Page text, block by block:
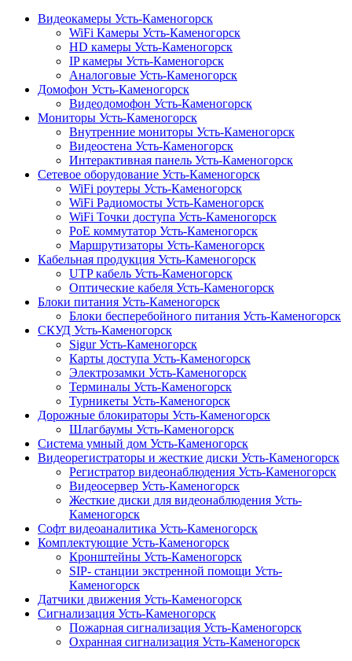
Видеокамеры Усть-Каменогорск
WiFi Камеры Усть-Каменогорск
HD камеры Усть-Каменогорск
IP камеры Усть-Каменогорск
Аналоговые Усть-Каменогорск
Домофон Усть-Каменогорск
Видеодомофон Усть-Каменогорск
Мониторы Усть-Каменогорск
Внутренние мониторы Усть-Каменогорск
Видеостена Усть-Каменогорск
Интерактивная панель Усть-Каменогорск
Сетевое оборудование Усть-Каменогорск
WiFi роутеры Усть-Каменогорск
WiFi Радиомосты Усть-Каменогорск
WiFi Точки доступа Усть-Каменогорск
PoE коммутатор Усть-Каменогорск
Маршрутизаторы Усть-Каменогорск
Кабельная продукция Усть-Каменогорск
UTP кабель Усть-Каменогорск
Оптические кабеля Усть-Каменогорск
Блоки питания Усть-Каменогорск
Блоки бесперебойного питания Усть-Каменогорск
СКУД Усть-Каменогорск
Sigur Усть-Каменогорск
Карты доступа Усть-Каменогорск
Электрозамки Усть-Каменогорск
Терминалы Усть-Каменогорск
Турникеты Усть-Каменогорск
Дорожные блокираторы Усть-Каменогорск
Шлагбаумы Усть-Каменогорск
Система умный дом Усть-Каменогорск
Видеорегистраторы и жесткие диски Усть-Каменогорск
Регистратор видеонаблюдения Усть-Каменогорск
Видеосервер Усть-Каменогорск
Жесткие диски для видеонаблюдения Усть-
Каменогорск
Софт видеоаналитика Усть-Каменогорск
Комплектующие Усть-Каменогорск
Кронштейны Усть-Каменогорск
SIP- станции экстренной помощи Усть-
Каменогорск
Датчики движения Усть-Каменогорск
Сигнализация Усть-Каменогорск
Пожарная сигнализация Усть-Каменогорск
Охранная сигнализация Усть-Каменогорск